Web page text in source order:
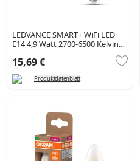
LEDVANCE SMART+ WiFi LED
E14 4,9 Watt 2700-6500 Kelvin
15,69 €
Produktdatenblatt